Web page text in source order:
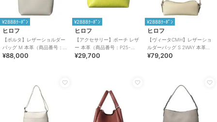
¥2888ｸｰﾎﾟﾝ
ヒロフ
【ポルタ】レザーショルダー
バッグ M 本革（商品番号：
P25-35421）
¥88,000
¥2888ｸｰﾎﾟﾝ
ヒロフ
【アクセサリー】ポーチ レザ
ー 本革（商品番号：P25-
50506）
¥29,700
¥2888ｸｰﾎﾟﾝ
ヒロフ
【ヴィータCMH】レザーショ
ルダーバッグ S 2WAY 本革
（商品番号：P25－35530）
¥79,200